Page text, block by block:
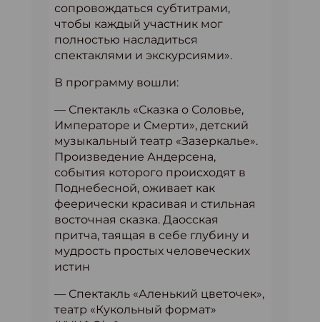
сопровождаться субтитрами,
чтобы каждый участник мог
полностью насладиться
спектаклями и экскурсиями».
В программу вошли:
— Спектакль «Сказка о Соловье,
Императоре и Смерти», детский
музыкальный театр «Зазеркалье».
Произведение Андерсена,
события которого происходят в
Поднебесной, оживает как
феерически красивая и стильная
восточная сказка. Даосская
притча, таящая в себе глубину и
мудрость простых человеческих
истин
— Спектакль «Аленький цветочек»,
театр «Кукольный формат»